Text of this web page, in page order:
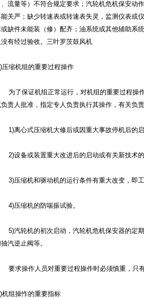
流量等）不符合规定要求；汽轮机危机保安动
关严；缺少转速表或转速表失灵，监测仪表或
缺件未能装（修）配齐；油系统或其他辅助系
有经过验收。三叶罗茨鼓风机
压缩机组的重要过程操作
为了保证机组正常运行，对机组的重要过程操
责人批准，指定专人负责执行其操作，有关负
1)离心式压缩机大修后或因重大事故停机后的启
2)设备或装置重大改进后的启动或有关新技术的
3)压缩机和驱动机的运行条件有重大改变，即工
4)压缩机的防喘振试验。
5)汽轮机的初次启动，汽轮机危机保安器的定
汽逆止阀等。
要求操作人员对重要过程操作时必须慎重，只
机组操怍的重要指标